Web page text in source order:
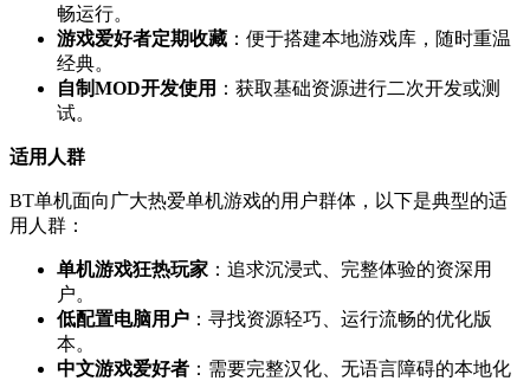
畅运行。
游戏爱好者定期收藏 ：便于搭建本地游戏库，随时重温
经典。
自制MOD开发使用 ：获取基础资源进行二次开发或测
试。
适用人群
BT单机面向广大热爱单机游戏的用户群体，以下是典型的适
用人群：
单机游戏狂热玩家 ：追求沉浸式、完整体验的资深用
户。
低配置电脑用户 ：寻找资源轻巧、运行流畅的优化版
本。
中文游戏爱好者 ：需要完整汉化、无语言障碍的本地化